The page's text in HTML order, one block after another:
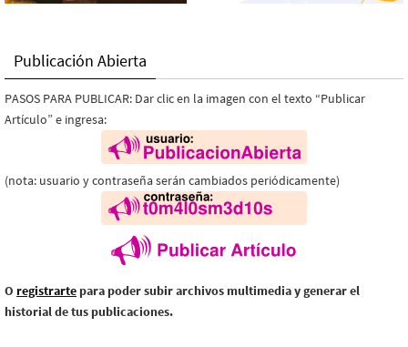
Publicación Abierta
PASOS PARA PUBLICAR: Dar clic en la imagen con el texto “Publicar
Artículo” e ingresa:
(nota: usuario y contraseña serán cambiados periódicamente)
O registrarte para poder subir archivos multimedia y generar el
historial de tus publicaciones.